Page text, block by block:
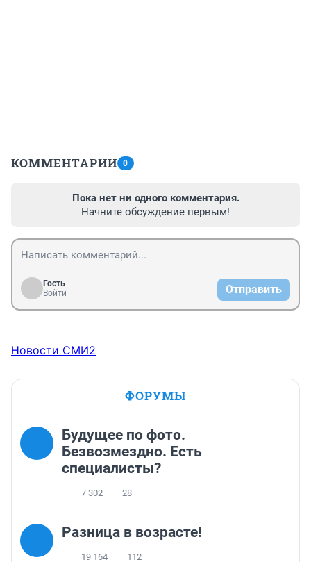
КОММЕНТАРИИ 0
Пока нет ни одного комментария.
Начните обсуждение первым!
Гость
Войти
Отправить
Новости СМИ2
ФОРУМЫ
Будущее по фото.
Безвозмездно. Есть
специалисты?
7 302 28
Разница в возрасте!
19 164 112